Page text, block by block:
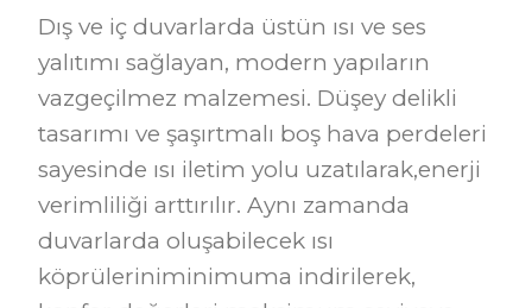
Dış ve iç duvarlarda üstün ısı ve ses
yalıtımı sağlayan, modern yapıların
vazgeçilmez malzemesi. Düşey delikli
tasarımı ve şaşırtmalı boş hava perdeleri
sayesinde ısı iletim yolu uzatılarak,enerji
verimliliği arttırılır. Aynı zamanda
duvarlarda oluşabilecek ısı
köprüleriniminimuma indirilerek,